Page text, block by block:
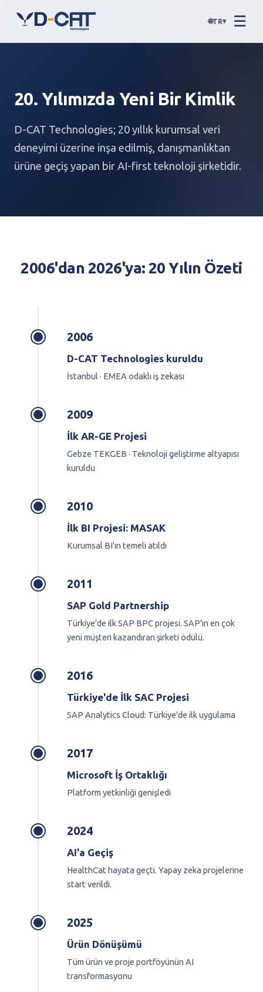
🌐TR▾ ☰
20. Yılımızda Yeni Bir Kimlik
D-CAT Technologies; 20 yıllık kurumsal veri
deneyimi üzerine inşa edilmiş, danışmanlıktan
ürüne geçiş yapan bir AI-first teknoloji şirketidir.
2006'dan 2026'ya: 20 Yılın Özeti
2006
D-CAT Technologies kuruldu
İstanbul · EMEA odaklı iş zekası
2009
İlk AR-GE Projesi
Gebze TEKGEB · Teknoloji geliştirme altyapısı
kuruldu
2010
İlk BI Projesi: MASAK
Kurumsal BI'ın temeli atıldı
2011
SAP Gold Partnership
Türkiye'de ilk SAP BPC projesi. SAP'ın en çok
yeni müşteri kazandıran şirketi ödülü.
2016
Türkiye'de İlk SAC Projesi
SAP Analytics Cloud: Türkiye'de ilk uygulama
2017
Microsoft İş Ortaklığı
Platform yetkinliği genişledi
2024
AI'a Geçiş
HealthCat hayata geçti. Yapay zeka projelerine
start verildi.
2025
Ürün Dönüşümü
Tüm ürün ve proje portföyünün AI
transformasyonu